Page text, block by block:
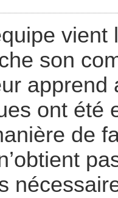
son
apprend
ont été
de